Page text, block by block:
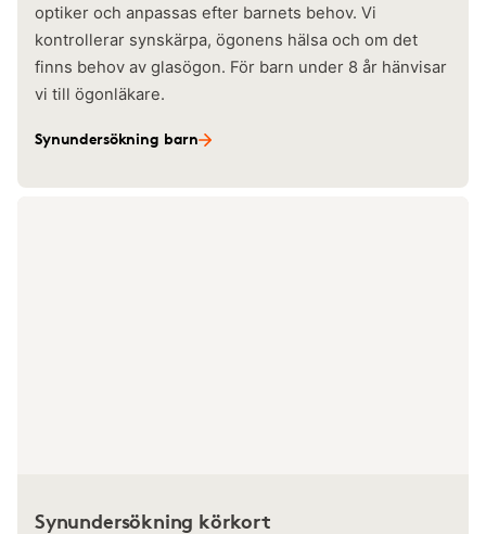
optiker och anpassas efter barnets behov. Vi
kontrollerar synskärpa, ögonens hälsa och om det
finns behov av glasögon. För barn under 8 år hänvisar
vi till ögonläkare.
Synundersökning barn
Synundersökning körkort